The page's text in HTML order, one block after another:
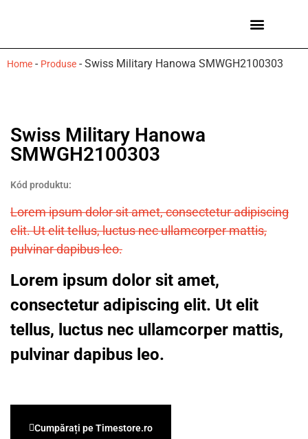
Home - Produse - Swiss Military Hanowa SMWGH2100303
Swiss Military Hanowa
SMWGH2100303
Kód produktu:
Lorem ipsum dolor sit amet, consectetur adipiscing
elit. Ut elit tellus, luctus nec ullamcorper mattis,
pulvinar dapibus leo.
Lorem ipsum dolor sit amet,
consectetur adipiscing elit. Ut elit
tellus, luctus nec ullamcorper mattis,
pulvinar dapibus leo.
Cumpărați pe Timestore.ro